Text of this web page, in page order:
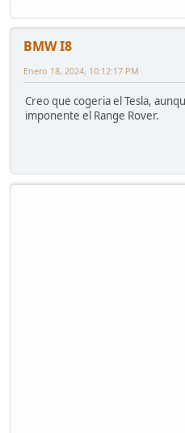
BMW I8
Enero 18, 2024, 10:12:17 PM
Creo que cogeria el Tesla,
imponente el Range Rover.